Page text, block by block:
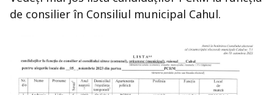
de consilier în Consiliul municipal Cahul.